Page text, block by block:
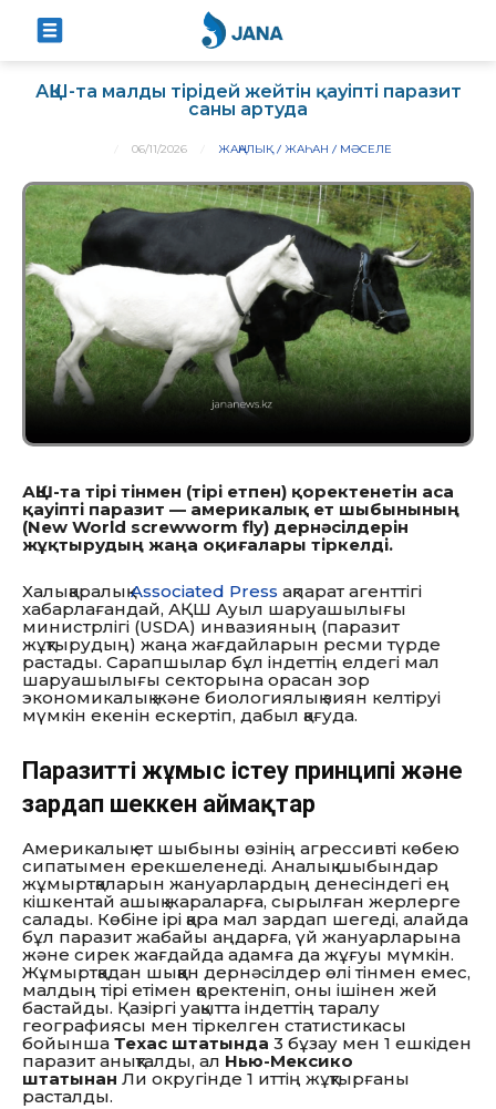
АҚШ-та малды тірідей жейтін қауіпті паразит
саны артуда
06/11/2026 ЖАҢАЛЫҚ ЖАҺАН МӘСЕЛЕ
АҚШ-та тірі тінмен (тірі етпен) қоректенетін аса
қауіпті паразит — америкалық ет шыбынының
(New World screwworm fly) дернәсілдерін
жұқтырудың жаңа оқиғалары тіркелді.
ХалықаралықAssociated Press ақпарат агенттігі
хабарлағандай, АҚШ Ауыл шаруашылығы
министрлігі (USDA) инвазияның (паразит
жұқтырудың) жаңа жағдайларын ресми түрде
растады. Сарапшылар бұл індеттің елдегі мал
шаруашылығы секторына орасан зор
экономикалық және биологиялық зиян келтіруі
мүмкін екенін ескертіп, дабыл қағуда.
Паразиттің жұмыс істеу принципі және
зардап шеккен аймақтар
Америкалық ет шыбыны өзінің агрессивті көбею
сипатымен ерекшеленеді. Аналық шыбындар
жұмыртқаларын жануарлардың денесіндегі ең
кішкентай ашық жараларға, сырылған жерлерге
салады. Көбіне ірі қара мал зардап шегеді, алайда
бұл паразит жабайы аңдарға, үй жануарларына
және сирек жағдайда адамға да жұғуы мүмкін.
Жұмыртқадан шыққан дернәсілдер өлі тінмен емес,
малдың тірі етімен қоректеніп, оны ішінен жей
бастайды. Қазіргі уақытта індеттің таралу
географиясы мен тіркелген статистикасы
бойынша Техас штатында 3 бұзау мен 1 ешкіден
паразит анықталды, ал Нью-Мексико
штатынан Ли округінде 1 иттің жұқтырғаны
расталды.